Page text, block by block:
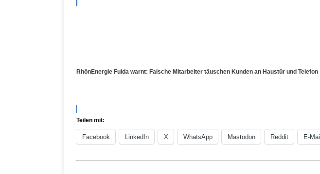
RhönEnergie Fulda warnt: Falsche Mitarbeiter täuschen Kunden an Haustür und Telefon
Teilen mit:
Facebook LinkedIn X WhatsApp Mastodon Reddit E-Mail